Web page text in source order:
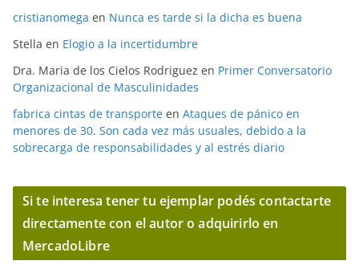
cristianomega en Nunca es tarde si la dicha es buena
Stella en Elogio a la incertidumbre
Dra. Maria de los Cielos Rodriguez en Primer Conversatorio
Organizacional de Masculinidades
fabrica cintas de transporte en Ataques de pánico en
menores de 30. Son cada vez más usuales, debido a la
sobrecarga de responsabilidades y al estrés diario
Si te interesa tener tu ejemplar podés contactarte
directamente con el autor o adquirirlo en
MercadoLibre